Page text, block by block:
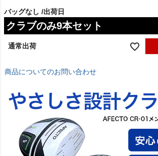
バッグなし 出荷日
クラブのみ9本セット
通常出荷
商品についてのお問い合わせ